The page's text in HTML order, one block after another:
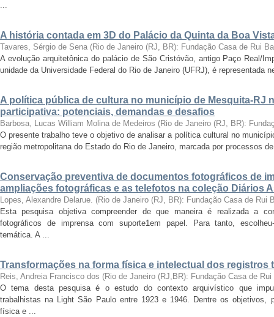
A história contada em 3D do Palácio da Quinta da Boa
Tavares, Sérgio de Sena (Rio de Janeiro (RJ, BR): Fundação Casa de Rui
A evolução arquitetônica do palácio de São Cristóvão, antigo Paço Real/
unidade da Universidade Federal do Rio de Janeiro (UFRJ), é representada
A política pública de cultura no município de Mesquita-RJ
participativa: potenciais, demandas e desafios
Barbosa, Lucas William Molina de Medeiros (Rio de Janeiro (RJ, BR):
O presente trabalho teve o objetivo de analisar a política cultural no
região metropolitana do Estado do Rio de Janeiro, marcada por processos
Conservação preventiva de documentos fotográficos de
ampliações fotográficas e as telefotos na coleção Diários
Lopes, Alexandre Delarue. (Rio de Janeiro (RJ, BR): Fundação Casa de Rui
Esta pesquisa objetiva compreender de que maneira é realizada a
fotográficos de imprensa com suporte1em papel. Para tanto,
temática. A ...
Transformações na forma física e intelectual dos registros
Reis, Andreia Francisco dos (Rio de Janeiro (RJ,BR): Fundação Casa de Rui
O tema desta pesquisa é o estudo do contexto arquivístico que
trabalhistas na Light São Paulo entre 1923 e 1946. Dentre os objetivos,
física e ...